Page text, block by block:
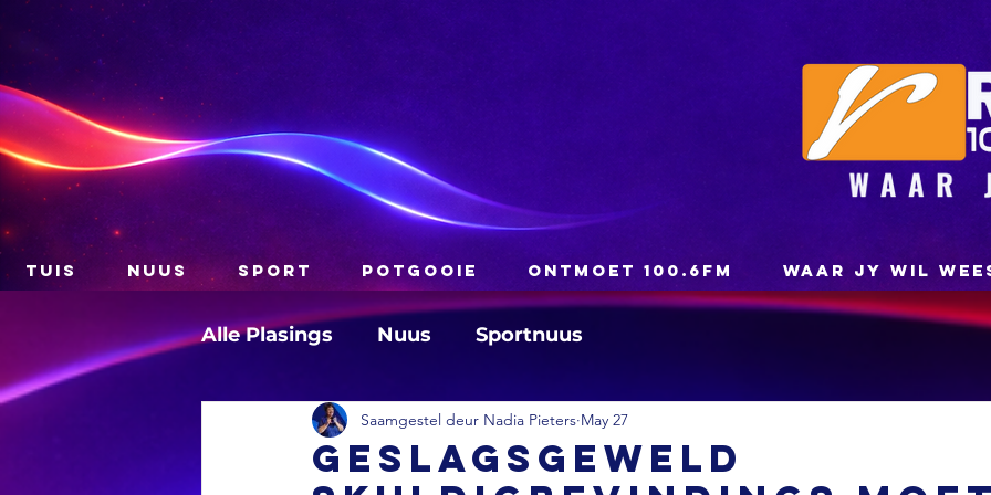
TUIS NUUS SPORT POTGOOIE ONTMOET 100.6FM WAAR JY WIL
Alle Plasings Nuus Sportnuus
Geslagsgeweld
Saamgestel deur Nadia Pieters May 27